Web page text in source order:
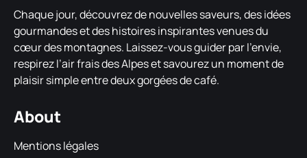
Chaque jour, découvrez de nouvelles saveurs, des idées
gourmandes et des histoires inspirantes venues du
cœur des montagnes. Laissez-vous guider par l’envie,
respirez l’air frais des Alpes et savourez un moment de
plaisir simple entre deux gorgées de café.
About
Mentions légales